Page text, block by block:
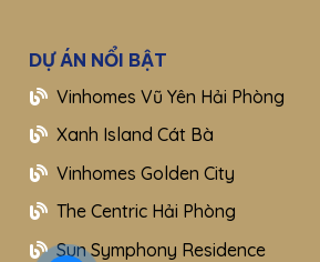
DỰ ÁN NỔI BẬT
Vinhomes Vũ Yên Hải Phòng
Xanh Island Cát Bà
Vinhomes Golden City
The Centric Hải Phòng
Sun Symphony Residence